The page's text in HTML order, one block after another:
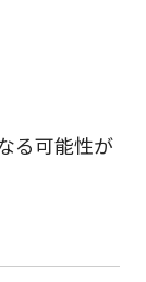
る可能性が